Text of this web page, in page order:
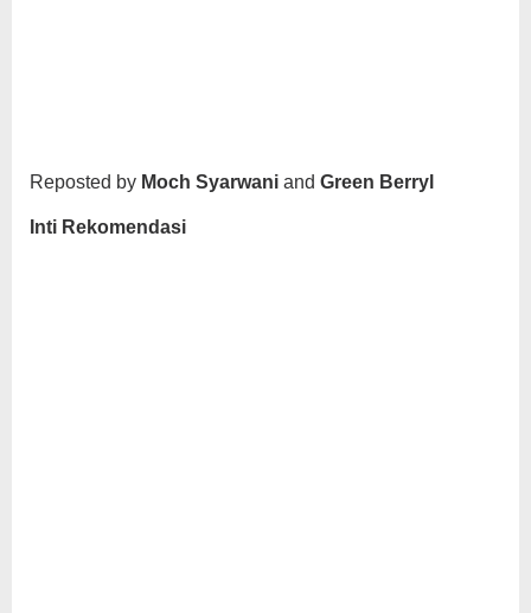
Reposted byMoch SyarwaniandGreen Berryl
Inti Rekomendasi